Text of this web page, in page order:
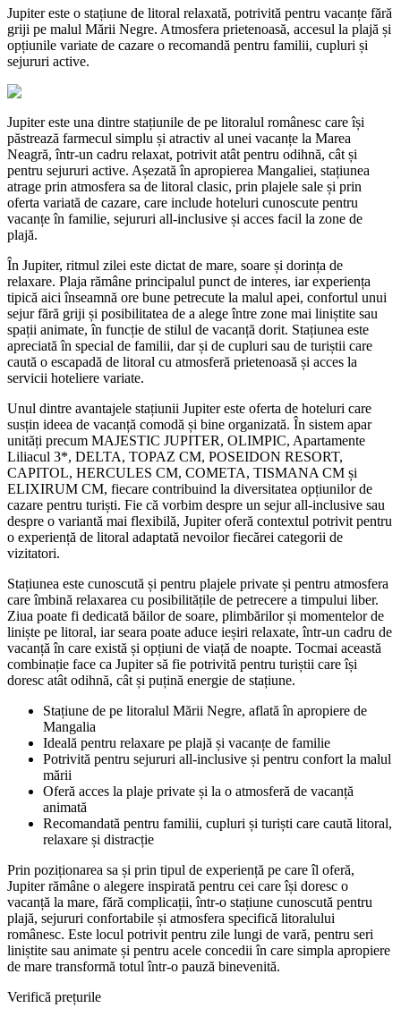
Jupiter este o stațiune de litoral relaxată, potrivită pentru vacanțe fără
griji pe malul Mării Negre. Atmosfera prietenoasă, accesul la plajă și
opțiunile variate de cazare o recomandă pentru familii, cupluri și
sejururi active.
Jupiter este una dintre stațiunile de pe litoralul românesc care își
păstrează farmecul simplu și atractiv al unei vacanțe la Marea
Neagră, într-un cadru relaxat, potrivit atât pentru odihnă, cât și
pentru sejururi active. Așezată în apropierea Mangaliei, stațiunea
atrage prin atmosfera sa de litoral clasic, prin plajele sale și prin
oferta variată de cazare, care include hoteluri cunoscute pentru
vacanțe în familie, sejururi all-inclusive și acces facil la zone de
plajă.
În Jupiter, ritmul zilei este dictat de mare, soare și dorința de
relaxare. Plaja rămâne principalul punct de interes, iar experiența
tipică aici înseamnă ore bune petrecute la malul apei, confortul unui
sejur fără griji și posibilitatea de a alege între zone mai liniștite sau
spații animate, în funcție de stilul de vacanță dorit. Stațiunea este
apreciată în special de familii, dar și de cupluri sau de turiștii care
caută o escapadă de litoral cu atmosferă prietenoasă și acces la
servicii hoteliere variate.
Unul dintre avantajele stațiunii Jupiter este oferta de hoteluri care
susțin ideea de vacanță comodă și bine organizată. În sistem apar
unități precum MAJESTIC JUPITER, OLIMPIC, Apartamente
Liliacul 3*, DELTA, TOPAZ CM, POSEIDON RESORT,
CAPITOL, HERCULES CM, COMETA, TISMANA CM și
ELIXIRUM CM, fiecare contribuind la diversitatea opțiunilor de
cazare pentru turiști. Fie că vorbim despre un sejur all-inclusive sau
despre o variantă mai flexibilă, Jupiter oferă contextul potrivit pentru
o experiență de litoral adaptată nevoilor fiecărei categorii de
vizitatori.
Stațiunea este cunoscută și pentru plajele private și pentru atmosfera
care îmbină relaxarea cu posibilitățile de petrecere a timpului liber.
Ziua poate fi dedicată băilor de soare, plimbărilor și momentelor de
liniște pe litoral, iar seara poate aduce ieșiri relaxate, într-un cadru de
vacanță în care există și opțiuni de viață de noapte. Tocmai această
combinație face ca Jupiter să fie potrivită pentru turiștii care își
doresc atât odihnă, cât și puțină energie de stațiune.
Stațiune de pe litoralul Mării Negre, aflată în apropiere de
Mangalia
Ideală pentru relaxare pe plajă și vacanțe de familie
Potrivită pentru sejururi all-inclusive și pentru confort la malul
mării
Oferă acces la plaje private și la o atmosferă de vacanță
animată
Recomandată pentru familii, cupluri și turiști care caută litoral,
relaxare și distracție
Prin poziționarea sa și prin tipul de experiență pe care îl oferă,
Jupiter rămâne o alegere inspirată pentru cei care își doresc o
vacanță la mare, fără complicații, într-o stațiune cunoscută pentru
plajă, sejururi confortabile și atmosfera specifică litoralului
românesc. Este locul potrivit pentru zile lungi de vară, pentru seri
liniștite sau animate și pentru acele concedii în care simpla apropiere
de mare transformă totul într-o pauză binevenită.
Verifică prețurile